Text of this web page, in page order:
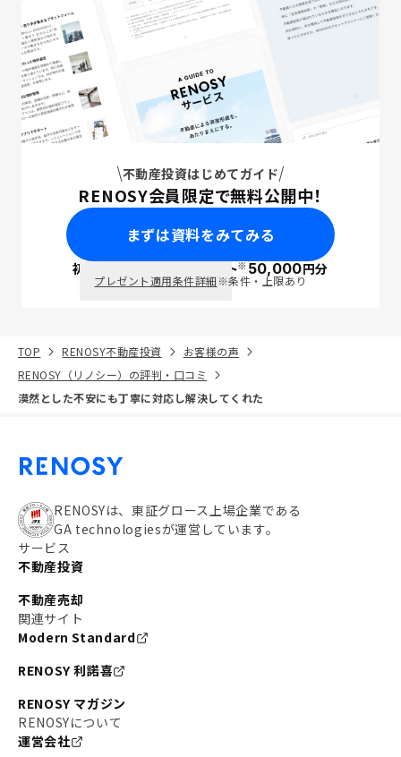
不動産投資はじめてガイド
RENOSY会員限定で無料公開中！
まずは資料をみてみる
初回面談で ポイント※50,000円分
プレゼント適用条件詳細※条件・上限あり
TOP RENOSY不動産投資
お客様の声
RENOSY（リノシー）の評判・口コミ
漠然とした不安にも丁寧に対応し解決してくれた
RENOSYは、東証グロース上場企業である
GA technologiesが運営しています。
サービス
不動産投資
不動産売却
関連サイト
Modern Standard
RENOSY 利諾喜
RENOSY マガジン
RENOSYについて
運営会社